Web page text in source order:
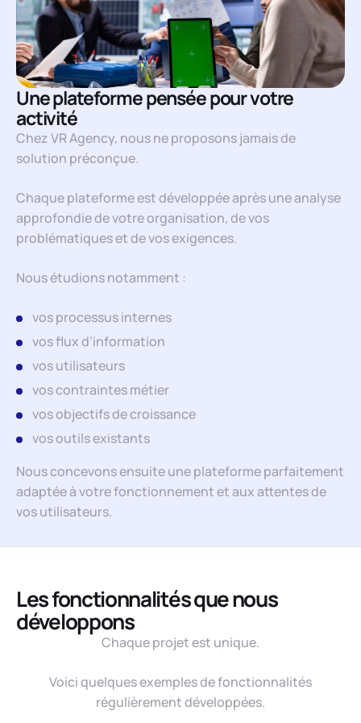
Une plateforme pensée pour votre
activité
Chez VR Agency, nous ne proposons jamais de
solution préconçue.
Chaque plateforme est développée après une analyse
approfondie de votre organisation, de vos
problématiques et de vos exigences.
Nous étudions notamment :
vos processus internes
vos flux d’information
vos utilisateurs
vos contraintes métier
vos objectifs de croissance
vos outils existants
Nous concevons ensuite une plateforme parfaitement
adaptée à votre fonctionnement et aux attentes de
vos utilisateurs.
Les fonctionnalités que nous
développons
Chaque projet est unique.
Voici quelques exemples de fonctionnalités
régulièrement développées.